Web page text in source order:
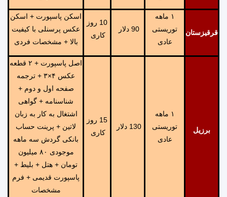
قرقیزستان
١ ماهه
توریستی
عادی
90 دلار
10 روز
کاری
اسکن پاسپورت + اسکن
عکس پرسنلی با کیفیت
بالا + مشخصات فردی
برزیل
١ ماهه
توریستی
عادی
130 دلار
15 روز
کاری
اصل پاسپورت + ۲ قطعه
عکس ۴×۳ + ترجمه
صفحه اول و دوم +
شناسنامه + گواهی
اشتغال به کار به زبان
لاتین + پرینت حساب
بانکی گردش سه ماهه
موجودی ۸۰ میلیون
تومان + هتل + بلیط +
پاسپورت قدیمی + فرم
مشخصات